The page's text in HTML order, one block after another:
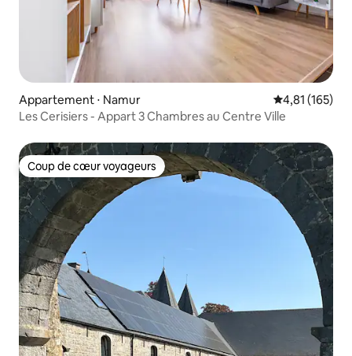
Appartement ⋅ Namur Évaluation
4,81 (165)
Les Cerisiers - Appart 3 Chambres au Centre Ville
Coup de cœur voyageurs
Coup de cœur voyageurs